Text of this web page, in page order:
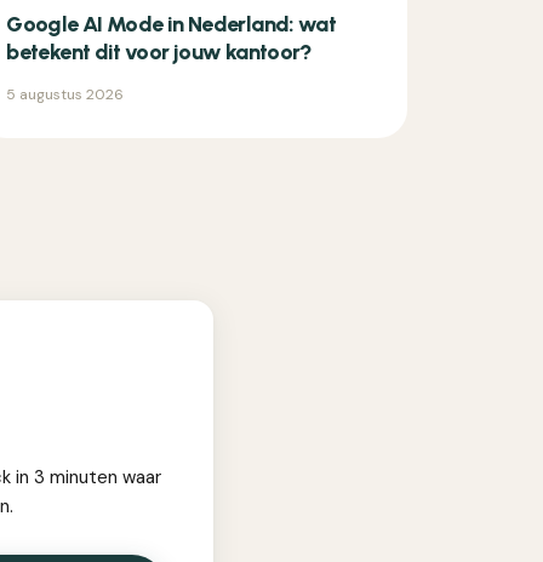
Google AI Mode in Nederland: wat
betekent dit voor jouw kantoor?
5 augustus 2026
in 3 minuten waar